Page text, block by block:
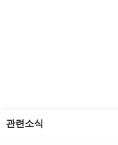
관련소식